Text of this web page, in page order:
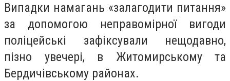
Випадки намагань «залагодити питання»
за допомогою неправомірної вигоди
поліцейські зафіксували нещодавно,
пізно увечері, в Житомирському та
Бердичівському районах.